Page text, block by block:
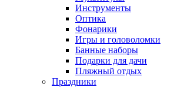
Инструменты
Оптика
Фонарики
Игры и головоломки
Банные наборы
Подарки для дачи
Пляжный отдых
Праздники